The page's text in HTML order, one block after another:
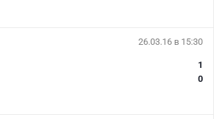
26.03.16 в 15:30
1
0